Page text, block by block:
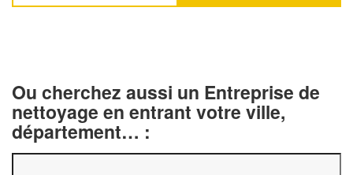
Ou cherchez aussi un Entreprise de
nettoyage en entrant votre ville,
département… :